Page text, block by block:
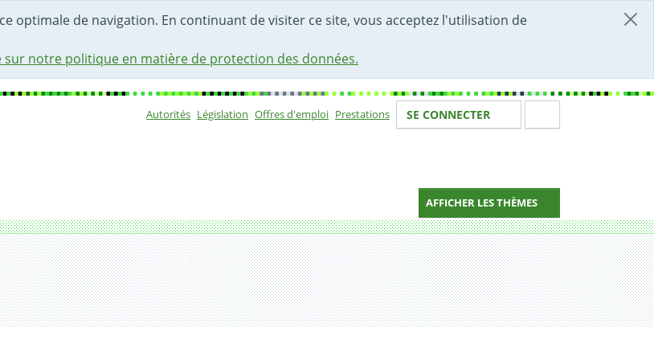
optimale de navigation. En continuant de visiter ce site, vous acceptez l'utilisation de
notre politique en matière de protection des données.
Autorités Législation Offres d'emploi Prestations Votre identité
SE CONNECTER
AFFICHER LES THÈMES